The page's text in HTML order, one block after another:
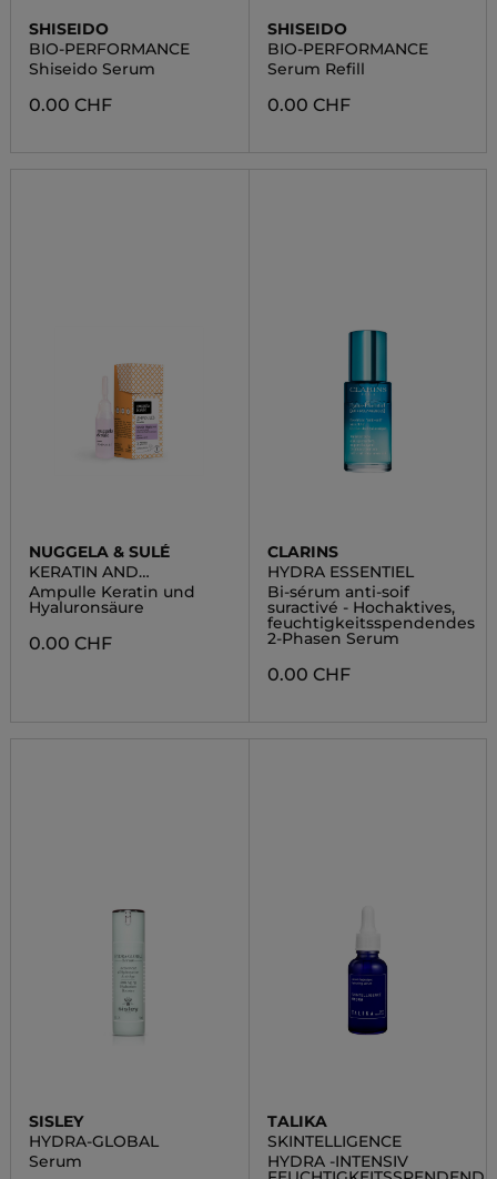
SHISEIDO
BIO-PERFORMANCE
Shiseido Serum
0.00 CHF
SHISEIDO
BIO-PERFORMANCE
Serum Refill
0.00 CHF
NUGGELA & SULÉ
KERATIN AND
HYALURONIC
Ampulle Keratin und
Hyaluronsäure
0.00 CHF
CLARINS
HYDRA ESSENTIEL
Bi-sérum anti-soif
suractivé - Hochaktives,
feuchtigkeitsspendendes
2-Phasen Serum
0.00 CHF
SISLEY
HYDRA-GLOBAL
Serum
TALIKA
SKINTELLIGENCE
HYDRA -INTENSIV